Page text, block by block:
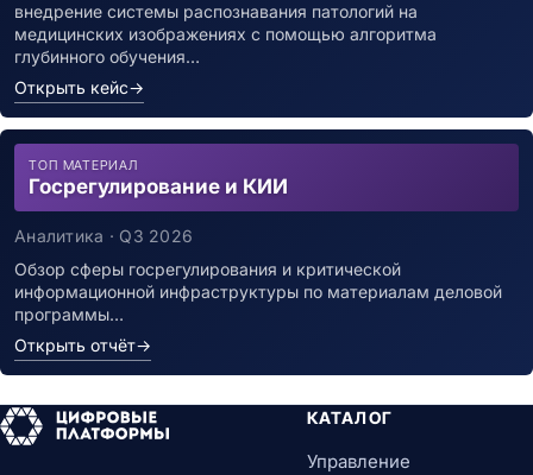
внедрение системы распознавания патологий на
медицинских изображениях с помощью алгоритма
глубинного обучения…
Открыть кейс→
ТОП МАТЕРИАЛ
Госрегулирование и КИИ
Аналитика · Q3 2026
Обзор сферы госрегулирования и критической
информационной инфраструктуры по материалам деловой
программы…
Открыть отчёт→
КАТАЛОГ
Управление